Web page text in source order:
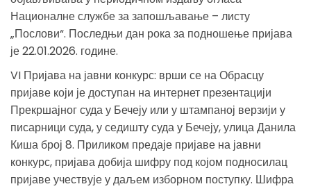
Националне службе за запошљавање – листу
„Послови“. Последњи дан рока за подношење пријава
је 22.01.2026. године.
VI Пријава на јавни конкурс: врши се на Обрасцу
пријаве који је доступан на интернет презентацији
Прекршајног суда у Бечеју или у штампаној верзији у
писарници суда, у седишту суда у Бечеју, улица Данила
Киша број 8. Приликом предаје пријаве на јавни
конкурс, пријава добија шифру под којом подносилац
пријаве учествује у даљем изборном поступку. Шифра